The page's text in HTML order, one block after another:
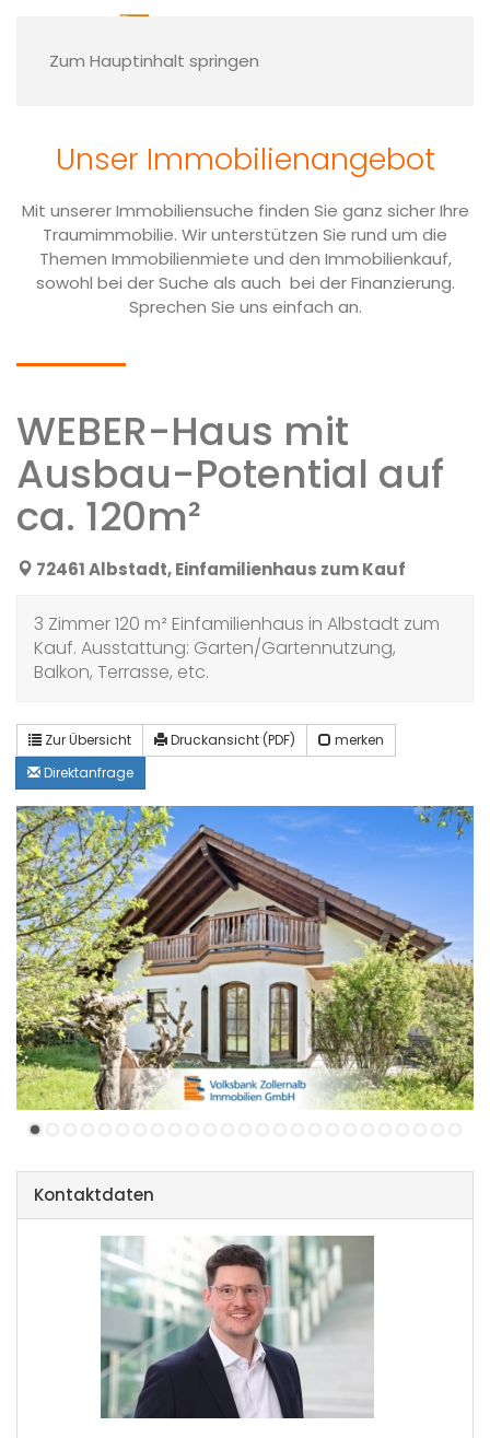
Zum Hauptinhalt springen
Finden Sie Ihre
Traumimmobilie
nach einem passenden Grundstück? Dann
werfen Sie ein Blick auf unsere
Immobilienangebote!
Nehmen Sie Kontakt mit uns auf
Unser Immobilien­angebot
Mit unserer Immobiliensuche finden Sie ganz sicher Ihre
Traumimmobilie. Wir unterstützen Sie rund um die
Themen Immobilienmiete und den Immobilienkauf,
sowohl bei der Suche als auch bei der Finanzierung.
Sprechen Sie uns einfach an.
WEBER-Haus mit
Ausbau-Potential auf
ca. 120m²
72461 Albstadt, Einfamilienhaus zum Kauf
3 Zimmer 120 m² Einfamilienhaus in Albstadt zum
Kauf. Ausstattung: Garten/Gartennutzung,
Balkon, Terrasse, etc.
Zur Übersicht Druckansicht (PDF)
merken
Direktanfrage
Kontaktdaten